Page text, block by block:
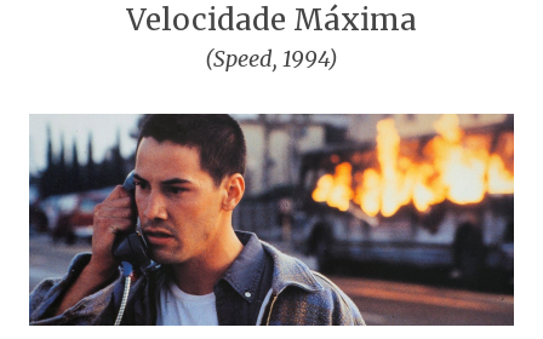
Velocidade Máxima
(Speed, 1994)